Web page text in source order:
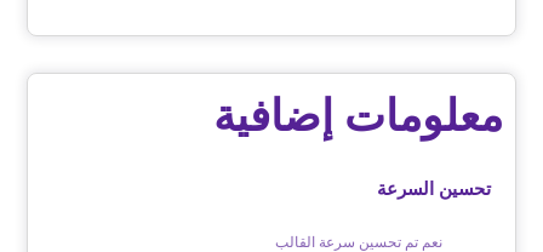
معلومات إضافية
تحسين السرعة
نعم تم تحسين سرعة القالب